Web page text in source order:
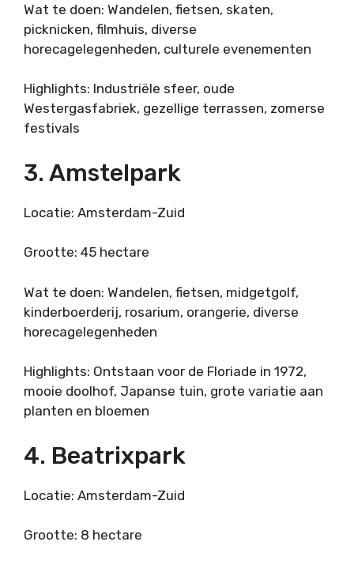
Wat te doen: Wandelen, fietsen, skaten,
picknicken, filmhuis, diverse
horecagelegenheden, culturele evenementen
Highlights: Industriële sfeer, oude
Westergasfabriek, gezellige terrassen, zomerse
festivals
3. Amstelpark
Locatie: Amsterdam-Zuid
Grootte: 45 hectare
Wat te doen: Wandelen, fietsen, midgetgolf,
kinderboerderij, rosarium, orangerie, diverse
horecagelegenheden
Highlights: Ontstaan voor de Floriade in 1972,
mooie doolhof, Japanse tuin, grote variatie aan
planten en bloemen
4. Beatrixpark
Locatie: Amsterdam-Zuid
Grootte: 8 hectare